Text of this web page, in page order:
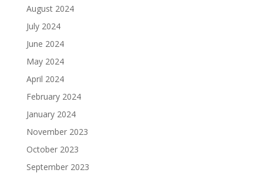
August 2024
July 2024
June 2024
May 2024
April 2024
February 2024
January 2024
November 2023
October 2023
September 2023